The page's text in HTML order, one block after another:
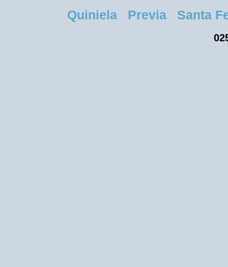
Quiniela Previa Santa